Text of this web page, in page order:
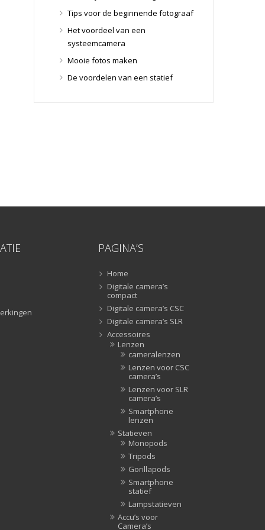
Lensfilters
Lensfilters
Studioflitsers
Studioflitsers
Studiolampen
Studiolampen
televisie afstandsbedieningen
Afstandsbedieningen
Tips voor de beginnende fotograaf
Het voordeel van een
systeemcamera
Mooie fotos maken
De voordelen van een statief
PAGINA’S
Home
Digitale camera’s
compact
Digitale camera’s CSC
Digitale camera’s SLR
Accessoires
Lenzen
cameralenzen
Lenzen voor CSC
camera’s
Lenzen voor SLR
camera’s
Smartphone
lenzen
Statieven
Monopods
Tripods
Gorillapods
Smartphone
statief
Lampstatieven
Accu’s voor
Camera’s